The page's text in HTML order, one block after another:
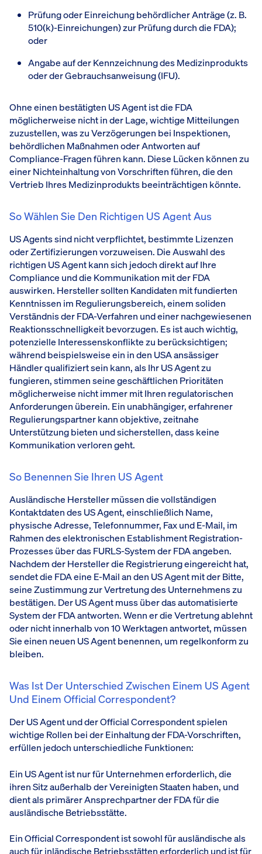
Prüfung oder Einreichung behördlicher Anträge (z. B.
510(k)-Einreichungen) zur Prüfung durch die FDA);
oder
Angabe auf der Kennzeichnung des Medizinprodukts
oder der Gebrauchsanweisung (IFU).
Ohne einen bestätigten US Agent ist die FDA
möglicherweise nicht in der Lage, wichtige Mitteilungen
zuzustellen, was zu Verzögerungen bei Inspektionen,
behördlichen Maßnahmen oder Antworten auf
Compliance-Fragen führen kann. Diese Lücken können zu
einer Nichteinhaltung von Vorschriften führen, die den
Vertrieb Ihres Medizinprodukts beeinträchtigen könnte.
So Wählen Sie Den Richtigen US Agent Aus
US Agents sind nicht verpflichtet, bestimmte Lizenzen
oder Zertifizierungen vorzuweisen. Die Auswahl des
richtigen US Agent kann sich jedoch direkt auf Ihre
Compliance und die Kommunikation mit der FDA
auswirken. Hersteller sollten Kandidaten mit fundierten
Kenntnissen im Regulierungsbereich, einem soliden
Verständnis der FDA-Verfahren und einer nachgewiesenen
Reaktionsschnelligkeit bevorzugen. Es ist auch wichtig,
potenzielle Interessenskonflikte zu berücksichtigen;
während beispielsweise ein in den USA ansässiger
Händler qualifiziert sein kann, als Ihr US Agent zu
fungieren, stimmen seine geschäftlichen Prioritäten
möglicherweise nicht immer mit Ihren regulatorischen
Anforderungen überein. Ein unabhängiger, erfahrener
Regulierungspartner kann objektive, zeitnahe
Unterstützung bieten und sicherstellen, dass keine
Kommunikation verloren geht.
So Benennen Sie Ihren US Agent
Ausländische Hersteller müssen die vollständigen
Kontaktdaten des US Agent, einschließlich Name,
physische Adresse, Telefonnummer, Fax und E-Mail, im
Rahmen des elektronischen Establishment Registration-
Prozesses über das FURLS-System der FDA angeben.
Nachdem der Hersteller die Registrierung eingereicht hat,
sendet die FDA eine E-Mail an den US Agent mit der Bitte,
seine Zustimmung zur Vertretung des Unternehmens zu
bestätigen. Der US Agent muss über das automatisierte
System der FDA antworten. Wenn er die Vertretung ablehnt
oder nicht innerhalb von 10 Werktagen antwortet, müssen
Sie einen neuen US Agent benennen, um regelkonform zu
bleiben.
Was Ist Der Unterschied Zwischen Einem US Agent
Und Einem Official Correspondent?
Der US Agent und der Official Correspondent spielen
wichtige Rollen bei der Einhaltung der FDA-Vorschriften,
erfüllen jedoch unterschiedliche Funktionen:
Ein US Agent ist nur für Unternehmen erforderlich, die
ihren Sitz außerhalb der Vereinigten Staaten haben, und
dient als primärer Ansprechpartner der FDA für die
ausländische Betriebsstätte.
Ein Official Correspondent ist sowohl für ausländische als
auch für inländische Betriebsstätten erforderlich und ist für